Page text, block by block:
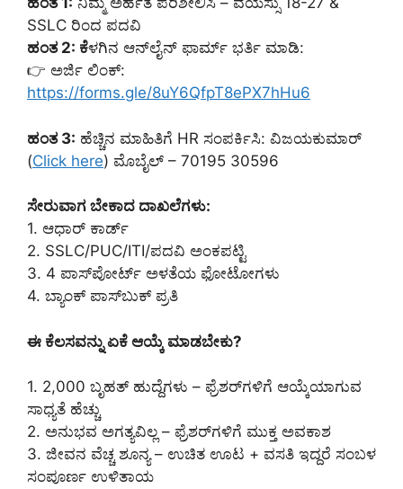
SSLC ರಿಂದ ಪದವಿ
ಹಂತ 2: ಕೆಳಗಿನ ಆನ್‌ಲೈನ್ ಫಾರ್ಮ್ ಭರ್ತಿ ಮಾಡಿ:
👉 ಅರ್ಜಿ ಲಿಂಕ್:
https://forms.gle/8uY6QfpT8ePX7hHu6
ಹಂತ 3: ಹೆಚ್ಚಿನ ಮಾಹಿತಿಗೆ HR ಸಂಪರ್ಕಿಸಿ: ವಿಜಯಕುಮಾರ್‌
(Click here) ಮೊಬೈಲ್ – 70195 30596
ಸೇರುವಾಗ ಬೇಕಾದ ದಾಖಲೆಗಳು:
1. ಆಧಾರ್ ಕಾರ್ಡ್
2. SSLC/PUC/ITI/ಪದವಿ ಅಂಕಪಟ್ಟಿ
3. 4 ಪಾಸ್‌ಪೋರ್ಟ್ ಅಳತೆಯ ಫೋಟೋಗಳು
4. ಬ್ಯಾಂಕ್ ಪಾಸ್‌ಬುಕ್ ಪ್ರತಿ
ಈ ಕೆಲಸವನ್ನು ಏಕೆ ಆಯ್ಕೆ ಮಾಡಬೇಕು?
1. 2,000 ಬೃಹತ್ ಹುದ್ದೆಗಳು – ಫ್ರೆಶರ್‌ಗಳಿಗೆ ಆಯ್ಕೆಯಾಗುವ
ಸಾಧ್ಯತೆ ಹೆಚ್ಚು
2. ಅನುಭವ ಅಗತ್ಯವಿಲ್ಲ – ಫ್ರೆಶರ್‌ಗಳಿಗೆ ಮುಕ್ತ ಅವಕಾಶ
3. ಜೀವನ ವೆಚ್ಚ ಶೂನ್ಯ – ಉಚಿತ ಊಟ + ವಸತಿ ಇದ್ದರೆ ಸಂಬಳ
ಸಂಪೂರ್ಣ ಉಳಿತಾಯ